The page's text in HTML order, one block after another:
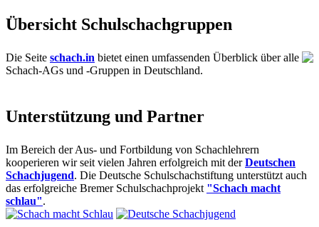
Übersicht Schulschachgruppen
Die Seite schach.in bietet einen umfassenden Überblick über alle
Schach-AGs und -Gruppen in Deutschland.
Unterstützung und Partner
Im Bereich der Aus- und Fortbildung von Schachlehrern
kooperieren wir seit vielen Jahren erfolgreich mit derDeutschen
Schachjugend. Die Deutsche Schulschachstiftung unterstützt auch
das erfolgreiche Bremer Schulschachprojekt "Schach macht
schlau".